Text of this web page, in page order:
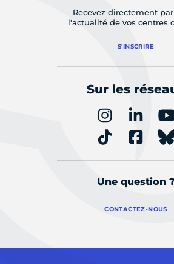
Recevez directement
l'actualité de vos centres
S'INSCRIRE
Sur les
Une question ?
CONTACTEZ-NOUS